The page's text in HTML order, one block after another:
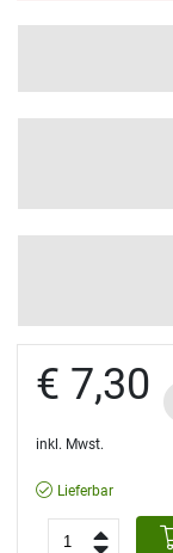
€ 7,30
inkl. Mwst.
Lieferbar